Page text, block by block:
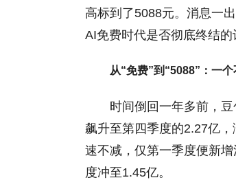
高标到了5088元。消息一
AI免费时代是否彻底终结的
从“免费”到“5088”：一
时间倒回一年多前，
飙升至第四季度的2.27亿
速不减，仅第一季度便新
度冲至1.45亿。